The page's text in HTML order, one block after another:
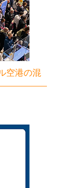
空港の混